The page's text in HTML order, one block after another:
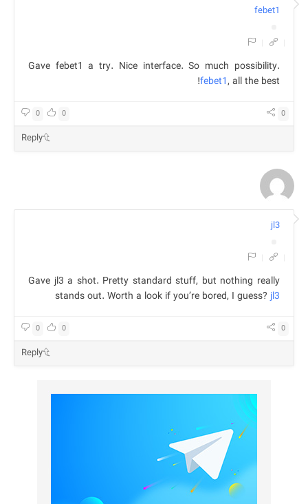
febet1
Gave febet1 a try. Nice interface. So much possibility.
febet1, all the best!
0
0 0
Reply
jl3
Gave jl3 a shot. Pretty standard stuff, but nothing really
stands out. Worth a look if you’re bored, I guess? jl3
0
0 0
Reply